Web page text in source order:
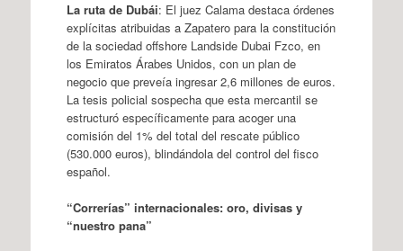
La ruta de Dubái: El juez Calama destaca órdenes
explícitas atribuidas a Zapatero para la constitución
de la sociedad offshore Landside Dubai Fzco, en
los Emiratos Árabes Unidos, con un plan de
negocio que preveía ingresar 2,6 millones de euros.
La tesis policial sospecha que esta mercantil se
estructuró específicamente para acoger una
comisión del 1% del total del rescate público
(530.000 euros), blindándola del control del fisco
español.
“Correrías” internacionales: oro, divisas y
“nuestro pana”